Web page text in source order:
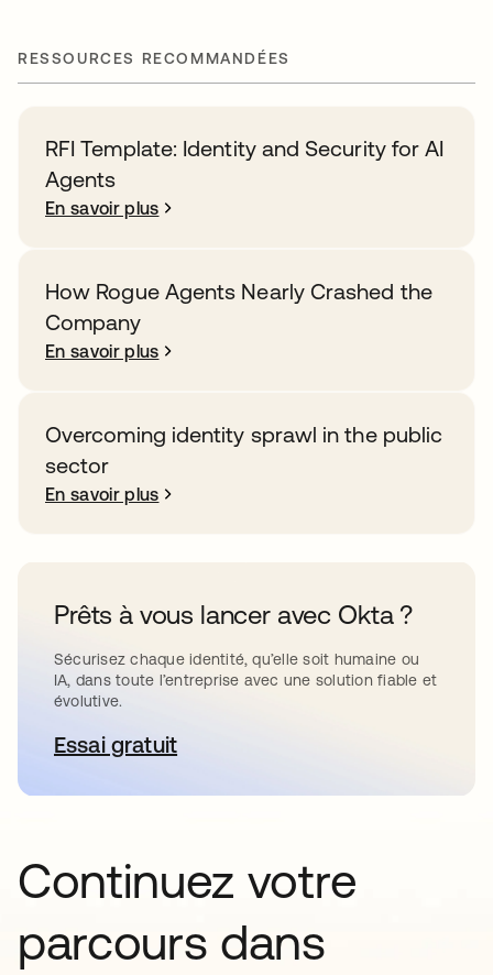
RESSOURCES RECOMMANDÉES
RFI Template: Identity and Security for AI
Agents
En savoir plus
How Rogue Agents Nearly Crashed the
Company
En savoir plus
Overcoming identity sprawl in the public
sector
En savoir plus
Prêts à vous lancer avec Okta ?
Sécurisez chaque identité, qu’elle soit humaine ou
IA, dans toute l’entreprise avec une solution fiable et
évolutive.
Essai gratuits’ouvre dans un nouvel onglet
Continuez votre
parcours dans